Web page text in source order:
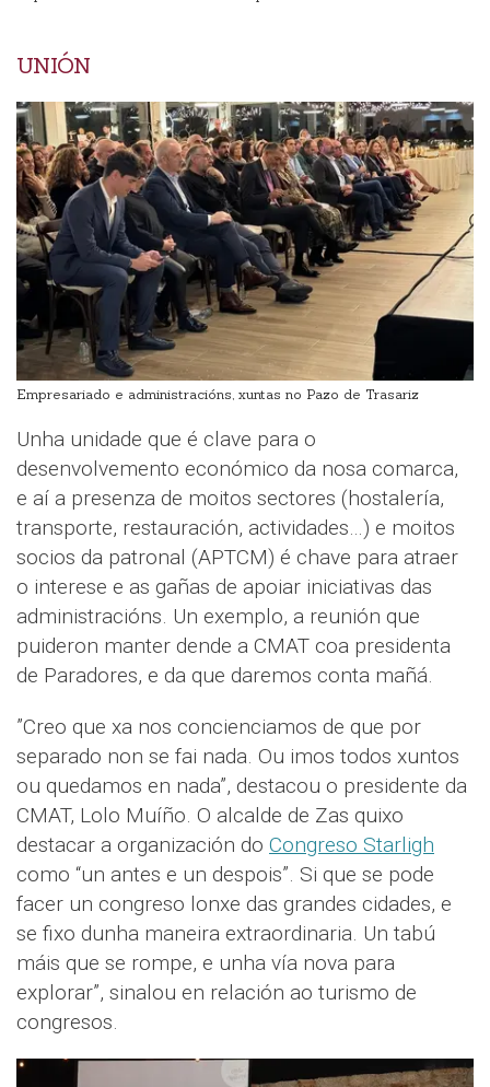
UNIÓN
Empresariado e administracións, xuntas no Pazo de Trasariz
Unha unidade que é clave para o
desenvolvemento económico da nosa comarca,
e aí a presenza de moitos sectores (hostalería,
transporte, restauración, actividades…) e moitos
socios da patronal (APTCM) é chave para atraer
o interese e as gañas de apoiar iniciativas das
administracións. Un exemplo, a reunión que
puideron manter dende a CMAT coa presidenta
de Paradores, e da que daremos conta mañá.
”Creo que xa nos concienciamos de que por
separado non se fai nada. Ou imos todos xuntos
ou quedamos en nada”, destacou o presidente da
CMAT, Lolo Muíño. O alcalde de Zas quixo
destacar a organización do Congreso Starligh
como “un antes e un despois”. Si que se pode
facer un congreso lonxe das grandes cidades, e
se fixo dunha maneira extraordinaria. Un tabú
máis que se rompe, e unha vía nova para
explorar”, sinalou en relación ao turismo de
congresos.